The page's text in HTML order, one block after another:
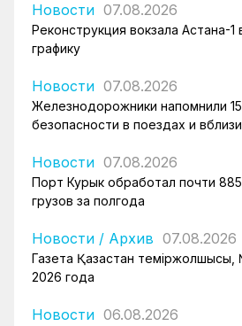
Новости 07.08.2026
Реконструкция вокзала Астана-1
графику
Новости 07.08.2026
Железнодорожники напомнили
безопасности в поездах и
Новости 07.08.2026
Порт Курык обработал почти
грузов за полгода
Новости / Архив 07.08.2026
Газета Қазақстан
2026 года
Новости 06.08.2026